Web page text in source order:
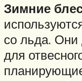
Зимние
со льда. Они
для